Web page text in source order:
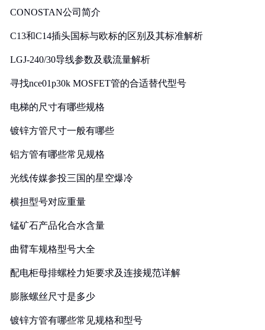
CONOSTAN公司简介
C13和C14插头国标与欧标的区别及其标准解析
LGJ-240/30导线参数及载流量解析
寻找nce01p30k MOSFET管的合适替代型号
电梯的尺寸有哪些规格
镀锌方管尺寸一般有哪些
铝方管有哪些常见规格
光线传媒参投三国的星空爆冷
横担型号对应重量
锰矿石产品化合水含量
曲臂车规格型号大全
配电柜母排螺栓力矩要求及连接规范详解
膨胀螺丝尺寸是多少
镀锌方管有哪些常见规格和型号